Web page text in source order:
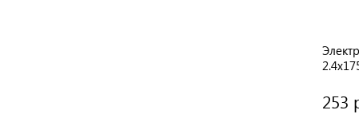
253